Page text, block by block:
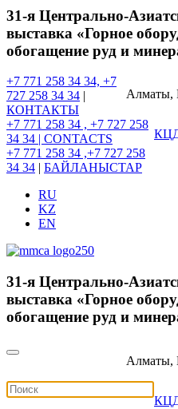
31-я Центрально-
выставка «Горное
обогащение руд и
Алматы,
+7 771 258 34 34, +7
727 258 34 34 |
КОНТАКТЫ
+7 771 258 34 , +7 727 258
34 34 | CONTACTS
+7 771 258 34 ,+7 727 258
34 34 | БАЙЛАНЫСТАР
RU
KZ
EN
31-я Центрально-
выставка «Горное
обогащение руд и
Алматы,